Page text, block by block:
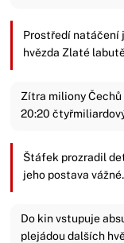
Prostředí natáčení
hvězda Zlaté
Zítra miliony Čechů
20:20
Štáfek prozradil
jeho postava
Do kin vstupuje
plejádou dalších